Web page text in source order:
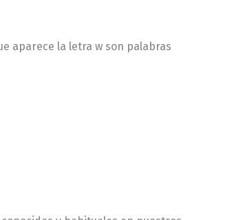
aparece la letra w son palabras